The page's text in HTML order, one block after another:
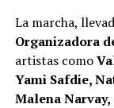
La marcha,
Organizadora
artistas como
Yami Safdie,
Malena Narvay,